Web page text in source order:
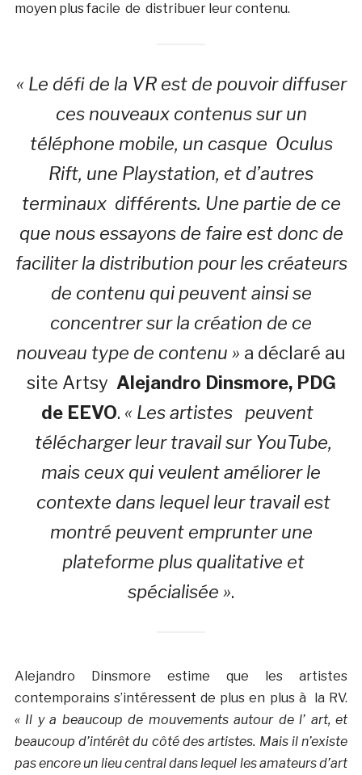
moyen plus facile de distribuer leur contenu.
« Le défi de la VR est de pouvoir diffuser
ces nouveaux contenus sur un
téléphone mobile, un casque Oculus
Rift, une Playstation, et d’autres
terminaux différents. Une partie de ce
que nous essayons de faire est donc de
faciliter la distribution pour les créateurs
de contenu qui peuvent ainsi se
concentrer sur la création de ce
nouveau type de contenu » a déclaré au
site Artsy Alejandro Dinsmore, PDG
de EEVO. « Les artistes peuvent
télécharger leur travail sur YouTube,
mais ceux qui veulent améliorer le
contexte dans lequel leur travail est
montré peuvent emprunter une
plateforme plus qualitative et
spécialisée ».
Alejandro Dinsmore estime que les artistes
contemporains s’intéressent de plus en plus à la RV.
« Il y a beaucoup de mouvements autour de l’ art, et
beaucoup d’intérêt du côté des artistes. Mais il n’existe
pas encore un lieu central dans lequel les amateurs d’art